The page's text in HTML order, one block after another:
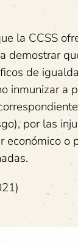
la CCSS
demostrar
de
inmunizar a
por las
económico o